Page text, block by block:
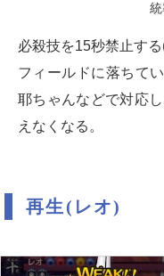
必殺技を15秒禁止す
フィールドに落ちて
耶ちゃんなどで対応
えなくなる。
再生(レオ)